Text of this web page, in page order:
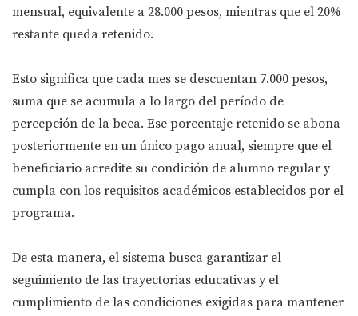
mensual, equivalente a 28.000 pesos, mientras que el 20%
restante queda retenido.
Esto significa que cada mes se descuentan 7.000 pesos,
suma que se acumula a lo largo del período de
percepción de la beca. Ese porcentaje retenido se abona
posteriormente en un único pago anual, siempre que el
beneficiario acredite su condición de alumno regular y
cumpla con los requisitos académicos establecidos por el
programa.
De esta manera, el sistema busca garantizar el
seguimiento de las trayectorias educativas y el
cumplimiento de las condiciones exigidas para mantener